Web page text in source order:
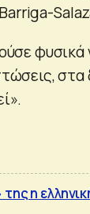
φυσικά
στα
η